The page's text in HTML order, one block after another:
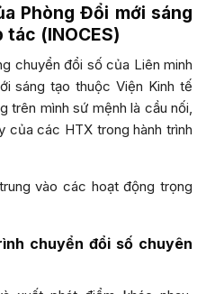
Phòng Đổi mới sáng
(INOCES)
chuyển đổi số của Liên minh
sáng tạo thuộc Viện Kinh tế
trên mình sứ mệnh là cầu nối,
của các HTX trong hành trình
vào các hoạt động trọng
chuyển đổi số chuyên